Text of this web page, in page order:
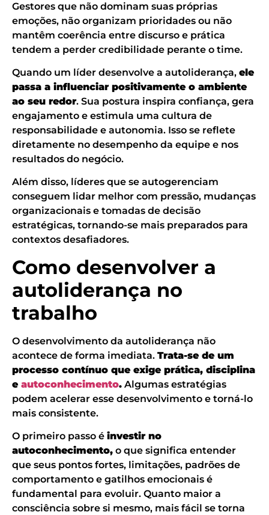
Gestores que não dominam suas próprias
emoções, não organizam prioridades ou não
mantêm coerência entre discurso e prática
tendem a perder credibilidade perante o time.
Quando um líder desenvolve a autoliderança, ele
passa a influenciar positivamente o ambiente
ao seu redor. Sua postura inspira confiança, gera
engajamento e estimula uma cultura de
responsabilidade e autonomia. Isso se reflete
diretamente no desempenho da equipe e nos
resultados do negócio.
Além disso, líderes que se autogerenciam
conseguem lidar melhor com pressão, mudanças
organizacionais e tomadas de decisão
estratégicas, tornando-se mais preparados para
contextos desafiadores.
Como desenvolver a
autoliderança no
trabalho
O desenvolvimento da autoliderança não
acontece de forma imediata. Trata-se de um
processo contínuo que exige prática, disciplina
e autoconhecimento. Algumas estratégias
podem acelerar esse desenvolvimento e torná-lo
mais consistente.
O primeiro passo é investir no
autoconhecimento, o que significa entender
que seus pontos fortes, limitações, padrões de
comportamento e gatilhos emocionais é
fundamental para evoluir. Quanto maior a
consciência sobre si mesmo, mais fácil se torna